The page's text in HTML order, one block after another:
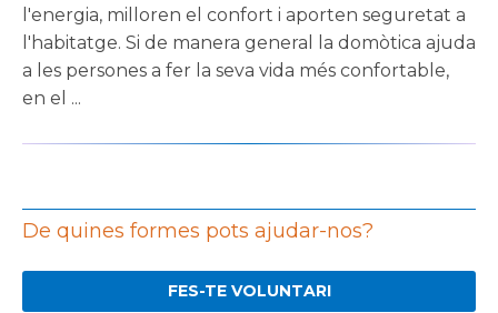
l'energia, milloren el confort i aporten seguretat a
l'habitatge. Si de manera general la domòtica ajuda
a les persones a fer la seva vida més confortable,
en el ...
De quines formes pots ajudar-nos?
FES-TE VOLUNTARI